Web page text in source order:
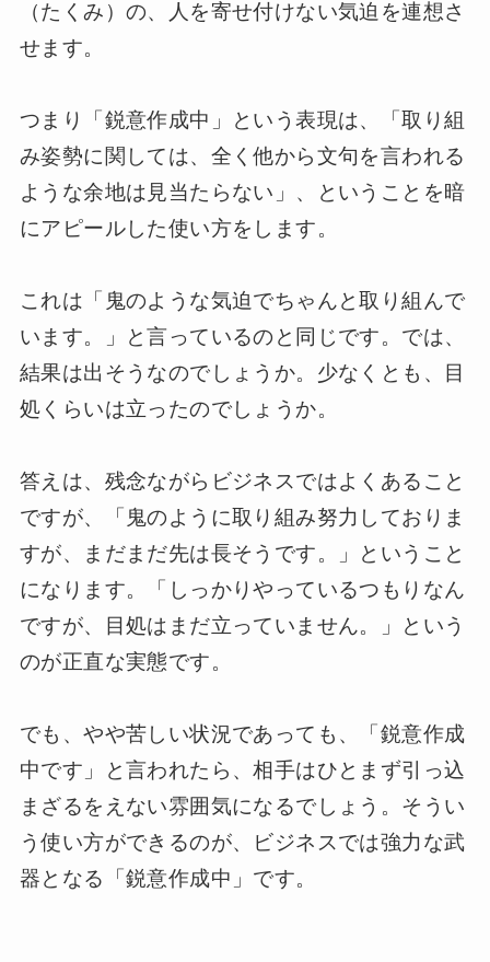
（たくみ）の、人を寄せ付けない気迫を連想さ
せます。
つまり「鋭意作成中」という表現は、「取り組
み姿勢に関しては、全く他から文句を言われる
ような余地は見当たらない」、ということを暗
にアピールした使い方をします。
これは「鬼のような気迫でちゃんと取り組んで
います。」と言っているのと同じです。では、
結果は出そうなのでしょうか。少なくとも、目
処くらいは立ったのでしょうか。
答えは、残念ながらビジネスではよくあること
ですが、「鬼のように取り組み努力しておりま
すが、まだまだ先は長そうです。」ということ
になります。「しっかりやっているつもりなん
ですが、目処はまだ立っていません。」という
のが正直な実態です。
でも、やや苦しい状況であっても、「鋭意作成
中です」と言われたら、相手はひとまず引っ込
まざるをえない雰囲気になるでしょう。そうい
う使い方ができるのが、ビジネスでは強力な武
器となる「鋭意作成中」です。